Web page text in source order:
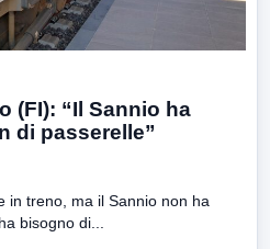
(FI): “Il Sannio ha
di passerelle”
in treno, ma il Sannio non ha
bisogno di...